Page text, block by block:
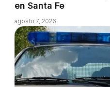
en Santa Fe
agosto 7, 2026